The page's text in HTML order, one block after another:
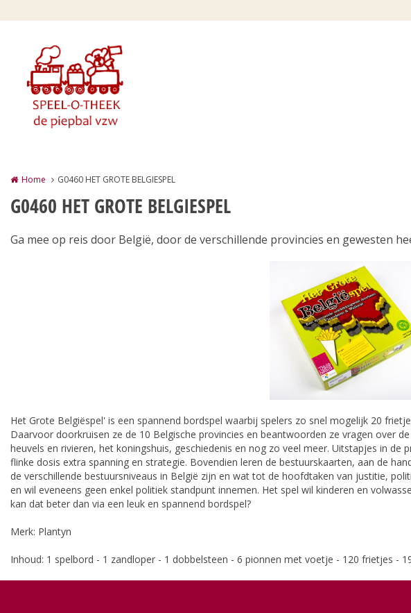
Home G0460 HET GROTE BELGIESPEL
G0460 HET GROTE BELGIESPEL
Ga mee op reis door België, door de verschillende provincies en gewesten
Het Grote Belgiëspel' is een spannend bordspel waarbij spelers zo snel mogelijk 20
Daarvoor doorkruisen ze de 10 Belgische provincies en beantwoorden ze vragen over
heuvels en rivieren, het koningshuis, geschiedenis en nog zo veel meer. Uitstapjes in
flinke dosis extra spanning en strategie. Bovendien leren de bestuurskaarten, aan de
de verschillende bestuursniveaus in België zijn en wat tot de hoofdtaken van justitie,
en wil eveneens geen enkel politiek standpunt innemen. Het spel wil kinderen en
kan dat beter dan via een leuk en spannend bordspel?
Merk: Plantyn
Inhoud: 1 spelbord - 1 zandloper - 1 dobbelsteen - 6 pionnen met voetje - 120 frietjes -